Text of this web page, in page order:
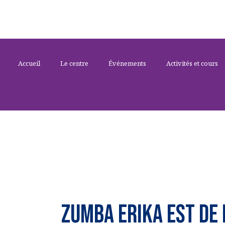
Accueil Le centre Événements Activités et cours
ZUMBA ERIKA est de